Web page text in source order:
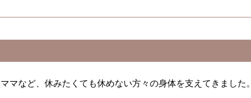
マなど、休みたくても休めない方々の身体を支えてきました。